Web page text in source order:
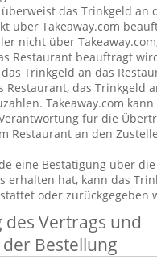
überweist das Trinkgeld an
über Takeaway.com
nicht über
Restaurant beauftragt
das Trinkgeld an das
Restaurant, das Trinkgeld
Takeaway.com kann
für die
Restaurant an den
eine Bestätigung über
erhalten hat, kann das
oder zurückgegeben
des Vertrags und
Bestellung